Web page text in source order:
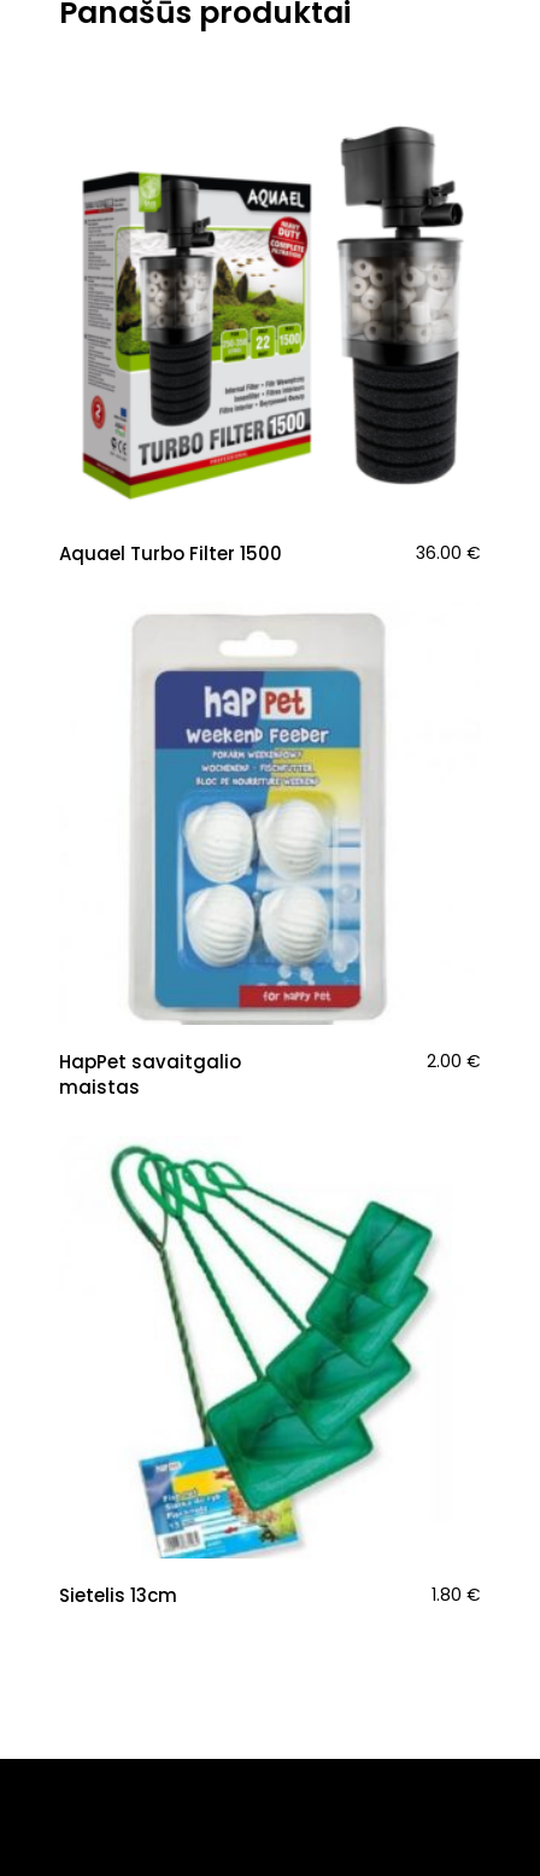
Panašūs produktai
Aquael Turbo Filter 1500 36.00 €
HapPet savaitgalio
maistas
2.00 €
Sietelis 13cm 1.80 €